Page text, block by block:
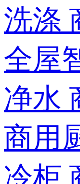
洗涤
全屋
净水
商用
冷柜